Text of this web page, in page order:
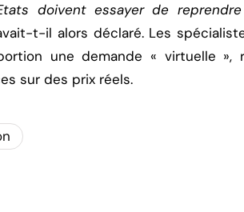
doivent essayer de
t-il alors déclaré. Les
une demande « virtuelle »,
sur des prix réels.